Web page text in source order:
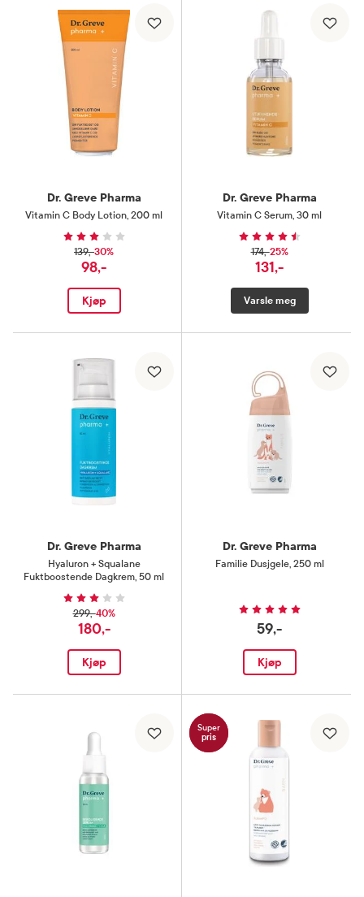
Dr. Greve Pharma
Vitamin C Body Lotion, 200 ml
139,-30%
98,-
Kjøp
Dr. Greve Pharma
Vitamin C Serum, 30 ml
174,-25%
131,-
Varsle meg
Dr. Greve Pharma
Hyaluron + Squalane
Fuktboostende Dagkrem, 50 ml
299,-40%
180,-
Kjøp
Dr. Greve Pharma
Familie Dusjgele, 250 ml
59,-
Kjøp
Super
pris